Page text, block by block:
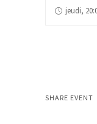
jeudi,
SHARE EVENT